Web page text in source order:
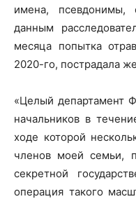
имена, псевдонимы,
данным
месяца попытка
2020-го, пострадала
«Целый департамент
начальников в
ходе которой
членов моей семьи,
секретной
операция такого